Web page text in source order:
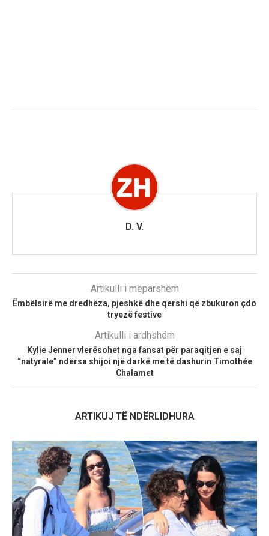
D. V.
Artikulli i mëparshëm
Ëmbëlsirë me dredhëza, pjeshkë dhe qershi që zbukuron çdo
tryezë festive
Artikulli i ardhshëm
Kylie Jenner vlerësohet nga fansat për paraqitjen e saj
“natyrale” ndërsa shijoi një darkë me të dashurin Timothée
Chalamet
ARTIKUJ TË NDËRLIDHURA